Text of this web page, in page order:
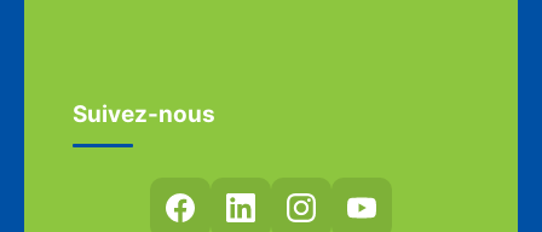
Suivez-nous